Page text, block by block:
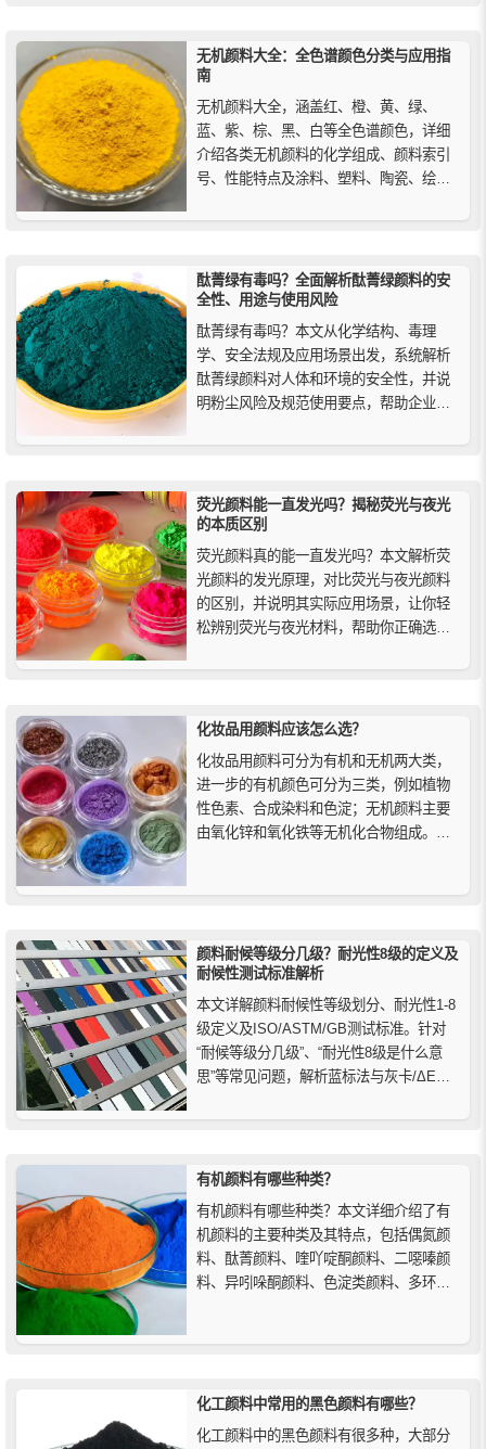
无机颜料大全：全色谱颜色分类与应用指
南
无机颜料大全，涵盖红、橙、黄、绿、
蓝、紫、棕、黑、白等全色谱颜色，详细
介绍各类无机颜料的化学组成、颜料索引
号、性能特点及涂料、塑料、陶瓷、绘画
历史背景与现代环保发展趋势。
酞菁绿有毒吗？全面解析酞菁绿颜料的安
全性、用途与使用风险
酞菁绿有毒吗？本文从化学结构、毒理
学、安全法规及应用场景出发，系统解析
酞菁绿颜料对人体和环境的安全性，并说
明粉尘风险及规范使用要点，帮助企业和
荧光颜料能一直发光吗？揭秘荧光与夜光
的本质区别
荧光颜料真的能一直发光吗？本文解析荧
光颜料的发光原理，对比荧光与夜光颜料
的区别，并说明其实际应用场景，让你轻
松辨别荧光与夜光材料，帮助你正确选择
化妆品用颜料应该怎么选？
化妆品用颜料可分为有机和无机两大类，
进一步的有机颜色可分为三类，例如植物
性色素、合成染料和色淀；无机颜料主要
由氧化锌和氧化铁等无机化合物组成。合
颜料耐候等级分几级？耐光性8级的定义及
耐候性测试标准解析
本文详解颜料耐候性等级划分、耐光性1-8
级定义及ISO/ASTM/GB测试标准。针对
“耐候等级分几级”、“耐光性8级是什么意
思”等常见问题，解析蓝标法与灰卡/ΔE评
的采购建议。帮助技术人员快速理解耐候
有机颜料有哪些种类？
有机颜料有哪些种类？本文详细介绍了有
机颜料的主要种类及其特点，包括偶氮颜
料、酞菁颜料、喹吖啶酮颜料、二噁嗪颜
料、异吲哚酮颜料、色淀类颜料、多环芳
化工颜料中常用的黑色颜料有哪些？
化工颜料中的黑色颜料有很多种，大部分